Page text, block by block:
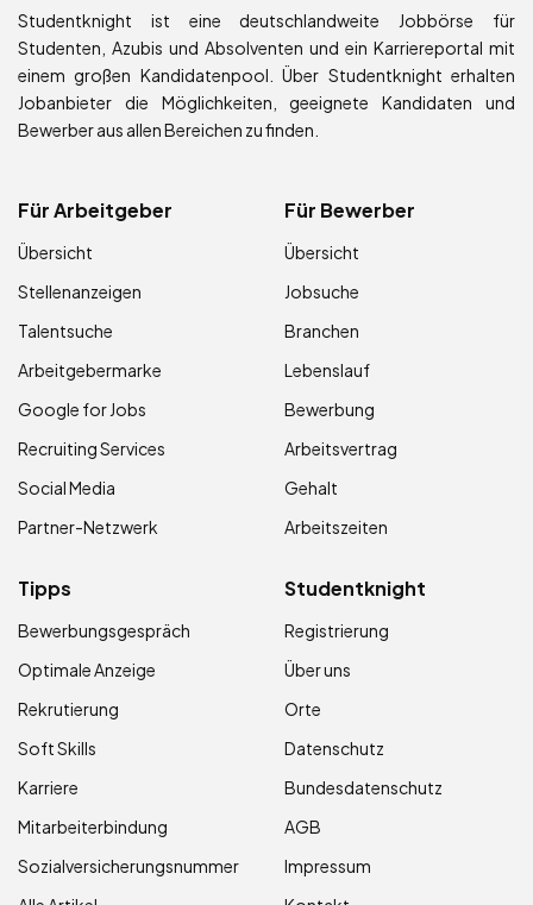
Studentknight ist eine deutschlandweite Jobbörse für
Studenten, Azubis und Absolventen und ein Karriereportal mit
einem großen Kandidatenpool. Über Studentknight erhalten
Jobanbieter die Möglichkeiten, geeignete Kandidaten und
Bewerber aus allen Bereichen zu finden.
Für Arbeitgeber
Übersicht
Stellenanzeigen
Talentsuche
Arbeitgebermarke
Google for Jobs
Recruiting Services
Social Media
Partner-Netzwerk
Für Bewerber
Übersicht
Jobsuche
Branchen
Lebenslauf
Bewerbung
Arbeitsvertrag
Gehalt
Arbeitszeiten
Tipps
Bewerbungsgespräch
Optimale Anzeige
Rekrutierung
Soft Skills
Karriere
Mitarbeiterbindung
Sozialversicherungsnummer
Studentknight
Registrierung
Über uns
Orte
Datenschutz
Bundesdatenschutz
AGB
Impressum